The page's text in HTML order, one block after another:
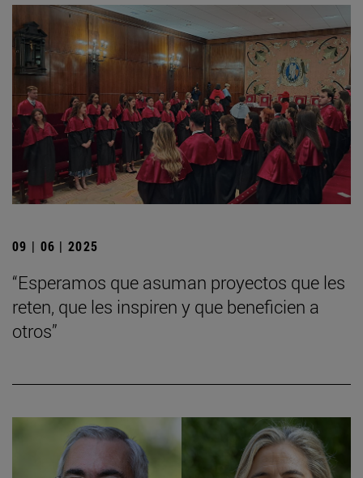
09 | 06 | 2025
“Esperamos que asuman proyectos que les
reten, que les inspiren y que beneficien a
otros”